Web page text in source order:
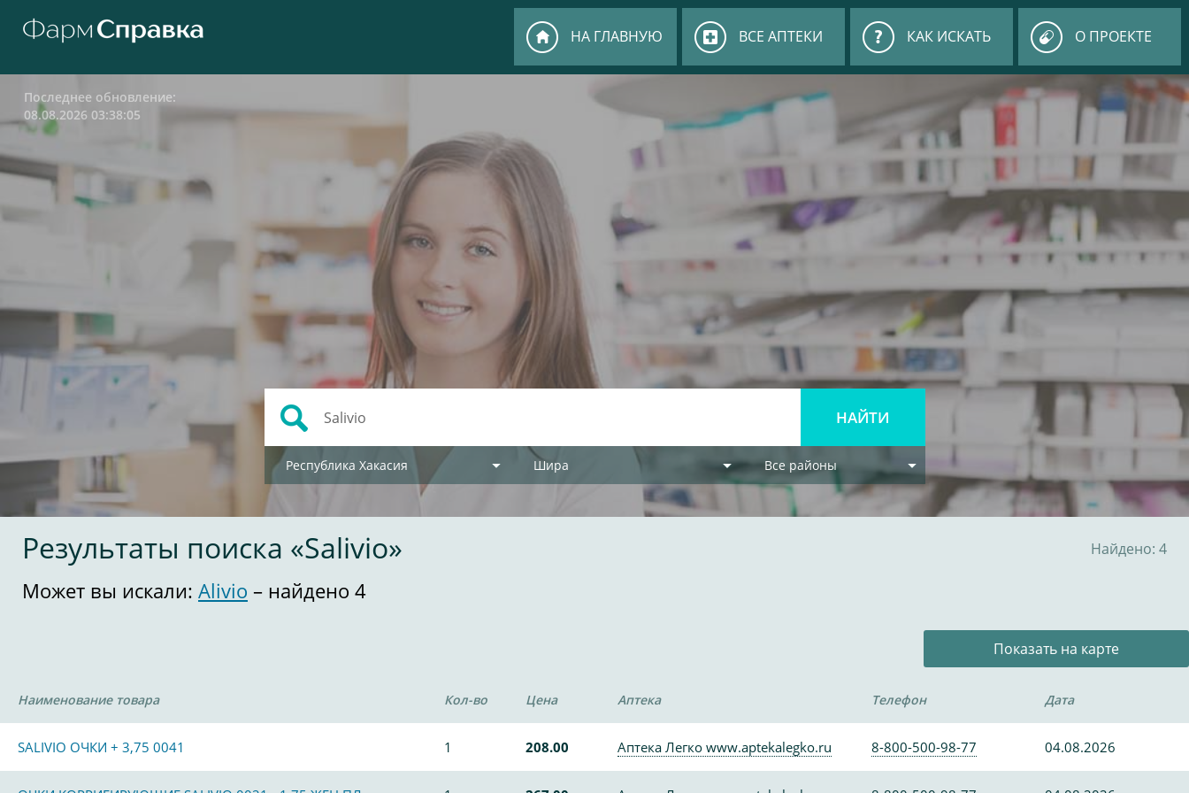
НА ГЛАВНУЮ ВСЕ АПТЕКИ КАК ИСКАТЬ О ПРОЕКТЕ
Последнее обновление:
08.08.2026 03:38:05
Республика Хакасия Шира Все районы
Результаты поиска «Salivio» Найдено: 4
Может вы искали: Alivio – найдено 4
Показать на карте
Наименование товара Кол-во Цена Аптека Телефон Дата
SALIVIO ОЧКИ + 3,75 0041 1 208.00 Аптека Легко www.aptekalegko.ru 8-800-500-98-77 04.08.2026